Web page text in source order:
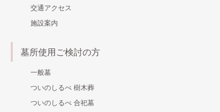
交通アクセス
施設案内
墓所使用ご検討の方
一般墓
ついのしるべ 樹木葬
ついのしるべ 合祀墓